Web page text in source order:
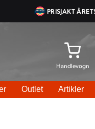
PRISJAKT
Outlet Artikler